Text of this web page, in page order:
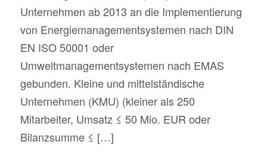
Unternehmen ab 2013 an die Implementierung
von Energiemanagementsystemen nach DIN
EN ISO 50001 oder
Umweltmanagementsystemen nach EMAS
gebunden. Kleine und mittelständische
Unternehmen (KMU) (kleiner als 250
Mitarbeiter, Umsatz ≤ 50 Mio. EUR oder
Bilanzsumme ≤ […]